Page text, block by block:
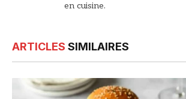
en cuisine.
ARTICLES SIMILAIRES
© DR